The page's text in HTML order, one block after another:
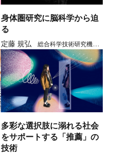
身体圏研究に脳科学から迫
る
定藤 規弘
総合科学技術研究機構
教授
多彩な選択肢に溺れる社会
をサポートする「推薦」の
技術